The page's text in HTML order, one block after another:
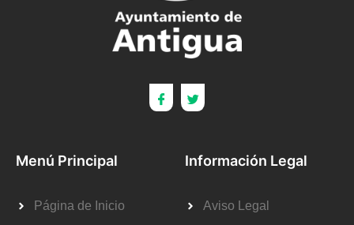
Menú Principal
Página de Inicio
Información Legal
Aviso Legal